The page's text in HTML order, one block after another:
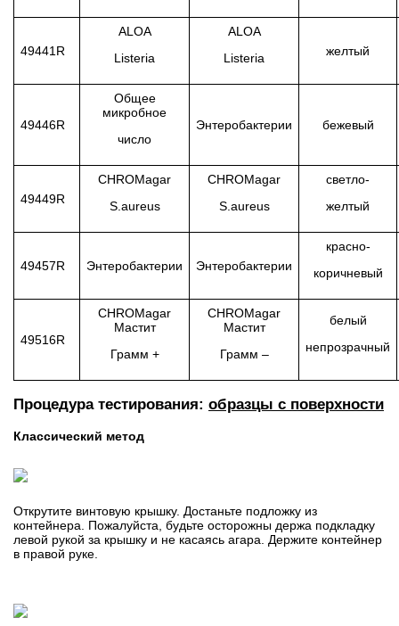
49441R
ALOA
Listeria
ALOA
Listeria
желтый
49446R
Общее
микробное
число
Энтеробактерии бежевый
49449R
CHROMagar
S.aureus
CHROMagar
S.aureus
светло-
желтый
49457R Энтеробактерии Энтеробактерии
красно-
коричневый
49516R
CHROMagar
Мастит
Грамм +
CHROMagar
Мастит
Грамм –
белый
непрозрачный
Процедура тестирования: образцы с поверхности
Классический метод
Открутите винтовую крышку. Достаньте подложку из
контейнера. Пожалуйста, будьте осторожны держа подкладку
левой рукой за крышку и не касаясь агара. Держите контейнер
в правой руке.